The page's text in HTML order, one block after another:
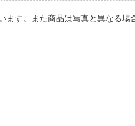
す。また商品は写真と異なる